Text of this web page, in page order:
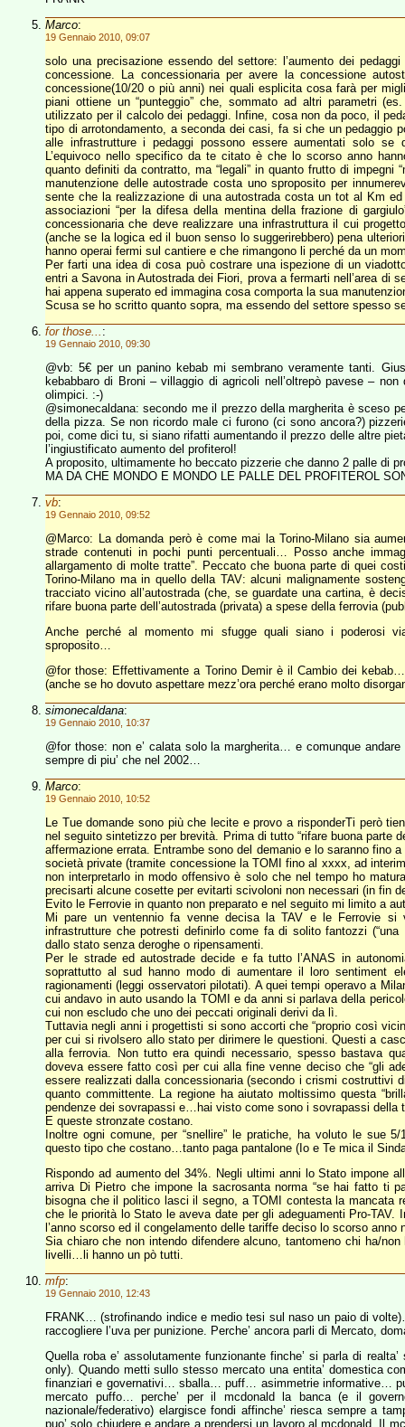
Marco:
19 Gennaio 2010, 09:07
solo una precisazione essendo del settore: l’aumento dei
concessione. La concessionaria per avere la concessione
concessione(10/20 o più anni) nei quali esplicita cosa farà per
piani ottiene un “punteggio” che, sommato ad altri parametri
utilizzato per il calcolo dei pedaggi. Infine, cosa non da poco, il
tipo di arrotondamento, a seconda dei casi, fa si che un pedaggio
alle infrastrutture i pedaggi possono essere aumentati solo se
L’equivoco nello specifico da te citato è che lo scorso anno
quanto definiti da contratto, ma “legali” in quanto frutto di impegni
manutenzione delle autostrade costa uno sproposito per
sente che la realizzazione di una autostrada costa un tot al Km
associazioni “per la difesa della mentina della frazione di
concessionaria che deve realizzare una infrastruttura il cui
(anche se la logica ed il buon senso lo suggerirebbero) pena
hanno operai fermi sul cantiere e che rimangono li perché da un
Per farti una idea di cosa può costrare una ispezione di un
entri a Savona in Autostrada dei Fiori, prova a fermarti nell’area di
hai appena superato ed immagina cosa comporta la sua
Scusa se ho scritto quanto sopra, ma essendo del settore spesso
for those... :
19 Gennaio 2010, 09:30
@vb: 5€ per un panino kebab mi sembrano veramente tanti.
kebabbaro di Broni – villaggio di agricoli nell’oltrepò pavese –
olimpici. :-)
@simonecaldana: secondo me il prezzo della margherita è sceso
della pizza. Se non ricordo male ci furono (ci sono ancora?)
poi, come dici tu, si siano rifatti aumentando il prezzo delle altre
l’ingiustificato aumento del profiterol!
A proposito, ultimamente ho beccato pizzerie che danno 2 palle di
MA DA CHE MONDO E MONDO LE PALLE DEL PROFITEROL
vb:
19 Gennaio 2010, 09:52
@Marco: La domanda però è come mai la Torino-Milano sia
strade contenuti in pochi punti percentuali… Posso anche
allargamento di molte tratte”. Peccato che buona parte di quei
Torino-Milano ma in quello della TAV: alcuni malignamente
tracciato vicino all’autostrada (che, se guardate una cartina, è
rifare buona parte dell’autostrada (privata) a spese della ferrovia
Anche perché al momento mi sfugge quali siano i poderosi
sproposito…
@for those: Effettivamente a Torino Demir è il Cambio dei
(anche se ho dovuto aspettare mezz’ora perché erano molto
simonecaldana:
19 Gennaio 2010, 10:37
@for those: non e’ calata solo la margherita… e comunque
sempre di piu’ che nel 2002…
Marco:
19 Gennaio 2010, 10:52
Le Tue domande sono più che lecite e provo a risponderTi però
nel seguito sintetizzo per brevità. Prima di tutto “rifare buona parte
affermazione errata. Entrambe sono del demanio e lo saranno fino
società private (tramite concessione la TOMI fino al xxxx, ad
non interpretarlo in modo offensivo è solo che nel tempo ho
precisarti alcune cosette per evitarti scivoloni non necessari (in fin
Evito le Ferrovie in quanto non preparato e nel seguito mi limito a
Mi pare un ventennio fa venne decisa la TAV e le Ferrovie si
infrastrutture che potresti definirlo come fa di solito fantozzi
dallo stato senza deroghe o ripensamenti.
Per le strade ed autostrade decide e fa tutto l’ANAS in
soprattutto al sud hanno modo di aumentare il loro sentiment
ragionamenti (leggi osservatori pilotati). A quei tempi operavo a
cui andavo in auto usando la TOMI e da anni si parlava della
cui non escludo che uno dei peccati originali derivi da lì.
Tuttavia negli anni i progettisti si sono accorti che “proprio così
per cui si rivolsero allo stato per dirimere le questioni. Questi a
alla ferrovia. Non tutto era quindi necessario, spesso bastava
doveva essere fatto così per cui alla fine venne deciso che “gli
essere realizzati dalla concessionaria (secondo i crismi costruttivi
quanto committente. La regione ha aiutato moltissimo questa
pendenze dei sovrapassi e…hai visto come sono i sovrapassi
E queste stronzate costano.
Inoltre ogni comune, per “snellire” le pratiche, ha voluto le sue
questo tipo che costano…tanto paga pantalone (Io e Te mica il
Rispondo ad aumento del 34%. Negli ultimi anni lo Stato impone
arriva Di Pietro che impone la sacrosanta norma “se hai fatto ti
bisogna che il politico lasci il segno, a TOMI contesta la mancata
che le priorità lo Stato le aveva date per gli adeguamenti Pro-
l’anno scorso ed il congelamento delle tariffe deciso lo scorso anno
Sia chiaro che non intendo difendere alcuno, tantomeno chi ha/non
livelli…li hanno un pò tutti.
mfp:
19 Gennaio 2010, 12:43
FRANK… (strofinando indice e medio tesi sul naso un paio di
raccogliere l’uva per punizione. Perche’ ancora parli di Mercato,
Quella roba e’ assolutamente funzionante finche’ si parla di
only). Quando metti sullo stesso mercato una entita’ domestica
finanziari e governativi… sballa… puff… asimmetrie
mercato puffo… perche’ per il mcdonald la banca (e il
nazionale/federativo) elargisce fondi affinche’ riesca sempre a
puo’ solo chiudere e andare a prendersi un lavoro al mcdonald. Il